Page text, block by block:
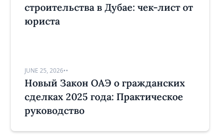
строительства в Дубае: чек-лист от
юриста
JUNE 25, 2026••
Новый Закон ОАЭ о гражданских
сделках 2025 года: Практическое
руководство